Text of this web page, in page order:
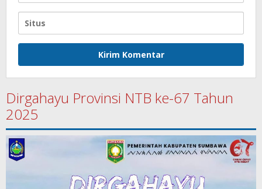
Dirgahayu Provinsi NTB ke-67 Tahun
2025